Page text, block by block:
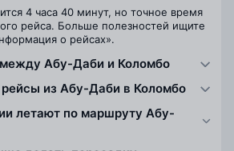
4 часа 40 минут, но точное время
рейса. Больше полезностей ищите
о рейсах».
Абу-Даби и Коломбо
из Абу-Даби в Коломбо
летают по маршруту Абу-